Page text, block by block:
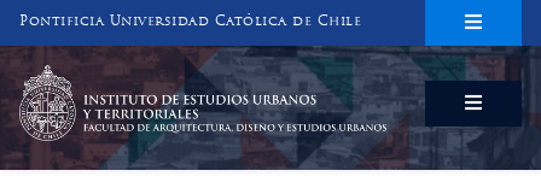
Pontificia Universidad Católica de Chile
INSTITUTO DE ESTUDIOS URBANOS
Y TERRITORIALES